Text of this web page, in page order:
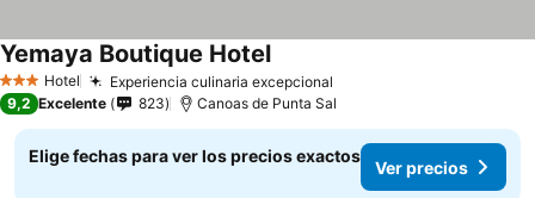
3 Estrellas
Hotel Experiencia culinaria excepcional
Yemaya Boutique Hotel
9,2 Excelente 823 Canoas de Punta Sal
Elige fechas para ver los precios exactos
Ver precios